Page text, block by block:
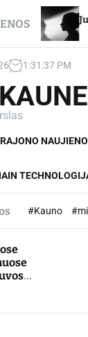
Jupiterio aikštės
1 :31 :38 PM
#Kauno